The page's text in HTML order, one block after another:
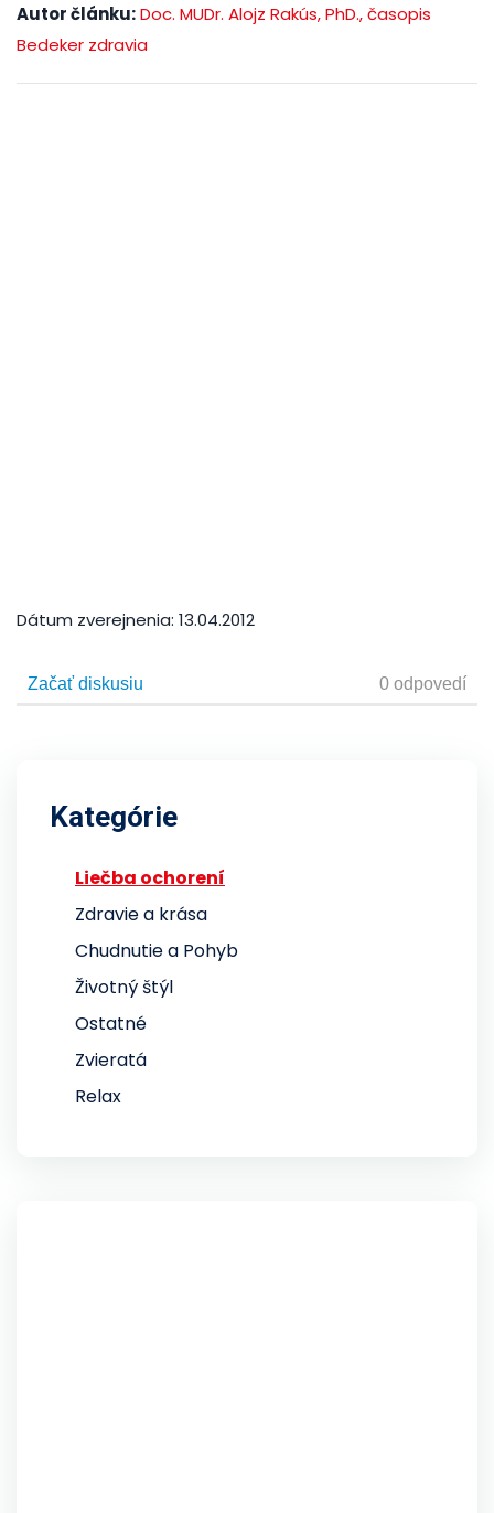
Autor článku:Doc. MUDr. Alojz Rakús, PhD., časopis
Bedeker zdravia
Dátum zverejnenia: 13.04.2012
Kategórie
Liečba ochorení
Zdravie a krása
Chudnutie a Pohyb
Životný štýl
Ostatné
Zvieratá
Relax